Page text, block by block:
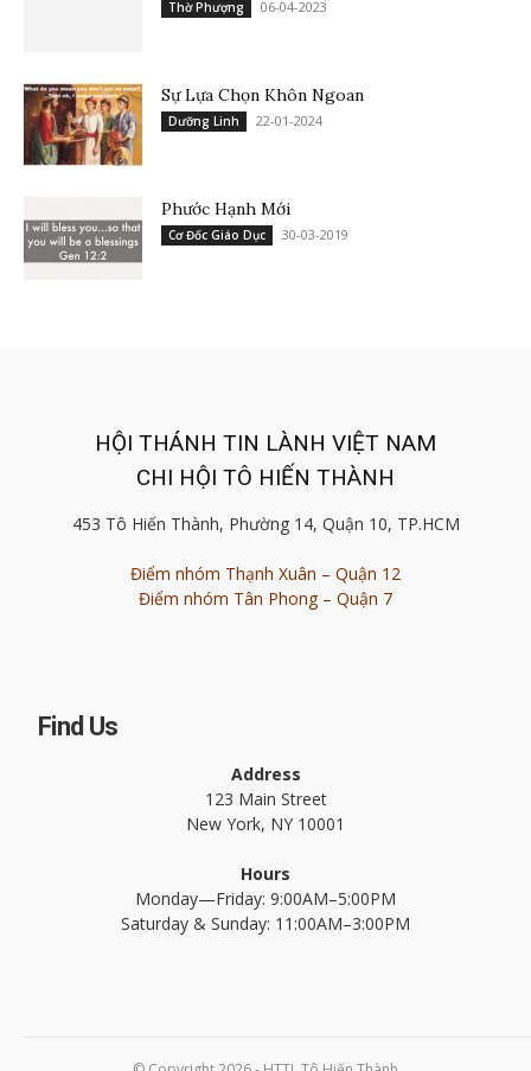
Thờ Phượng 06-04-2023
Sự Lựa Chọn Khôn Ngoan
Dưỡng Linh 22-01-2024
Phước Hạnh Mới
Cơ Đốc Giáo Dục 30-03-2019
HỘI THÁNH TIN LÀNH VIỆT NAM
CHI HỘI TÔ HIẾN THÀNH
453 Tô Hiến Thành, Phường 14, Quận 10, TP.HCM
Điểm nhóm Thạnh Xuân – Quận 12
Điểm nhóm Tân Phong – Quận 7
Find Us
Address
123 Main Street
New York, NY 10001
Hours
Monday—Friday: 9:00AM–5:00PM
Saturday & Sunday: 11:00AM–3:00PM